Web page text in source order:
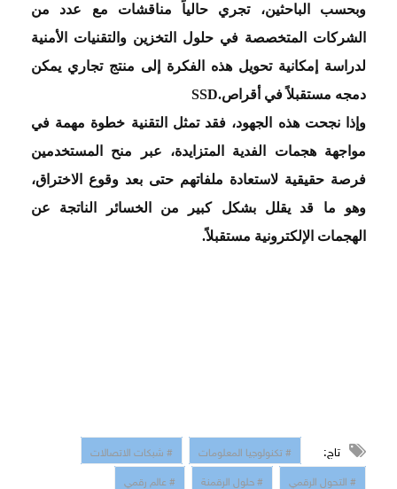
وبحسب الباحثين، تجري حالياً مناقشات مع عدد من
الشركات المتخصصة في حلول التخزين والتقنيات الأمنية
لدراسة إمكانية تحويل هذه الفكرة إلى منتج تجاري يمكن
دمجه مستقبلاً في أقراصSSD.
وإذا نجحت هذه الجهود، فقد تمثل التقنية خطوة مهمة في
مواجهة هجمات الفدية المتزايدة، عبر منح المستخدمين
فرصة حقيقية لاستعادة ملفاتهم حتى بعد وقوع الاختراق،
وهو ما قد يقلل بشكل كبير من الخسائر الناتجة عن
الهجمات الإلكترونية مستقبلاً.
تاج: # تكنولوجيا المعلومات
# شبكات الاتصالات
# التحول الرقمي
# حلول الرقمنة # عالم رقمي